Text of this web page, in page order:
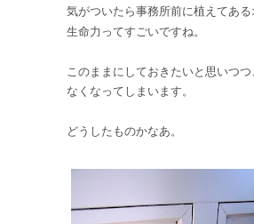
気がついたら事務所前に植えてあ
生命力ってすごいですね。
このままにしておきたいと思いつ
なくなってしまいます。
どうしたものかなあ。